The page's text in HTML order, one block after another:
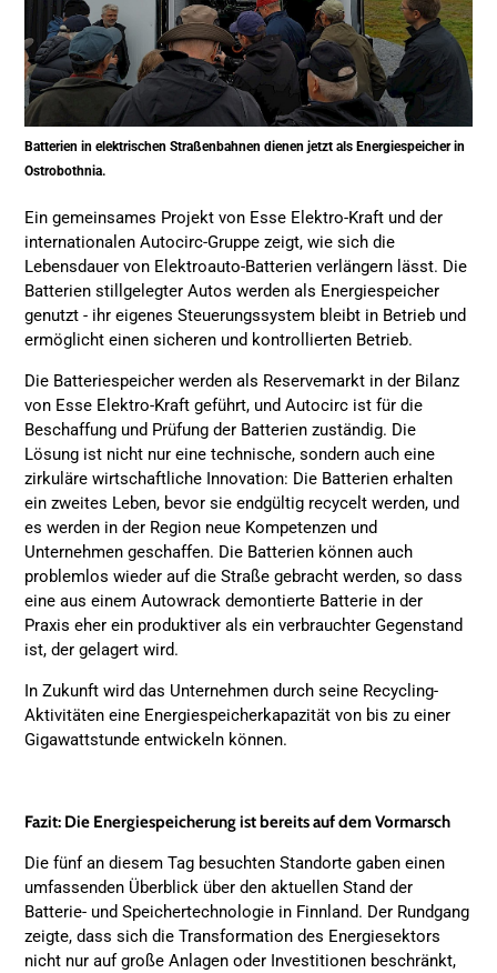
Batterien in elektrischen Straßenbahnen dienen jetzt als Energiespeicher in
Ostrobothnia.
Ein gemeinsames Projekt von Esse Elektro-Kraft und der
internationalen Autocirc-Gruppe zeigt, wie sich die
Lebensdauer von Elektroauto-Batterien verlängern lässt. Die
Batterien stillgelegter Autos werden als Energiespeicher
genutzt - ihr eigenes Steuerungssystem bleibt in Betrieb und
ermöglicht einen sicheren und kontrollierten Betrieb.
Die Batteriespeicher werden als Reservemarkt in der Bilanz
von Esse Elektro-Kraft geführt, und Autocirc ist für die
Beschaffung und Prüfung der Batterien zuständig. Die
Lösung ist nicht nur eine technische, sondern auch eine
zirkuläre wirtschaftliche Innovation: Die Batterien erhalten
ein zweites Leben, bevor sie endgültig recycelt werden, und
es werden in der Region neue Kompetenzen und
Unternehmen geschaffen. Die Batterien können auch
problemlos wieder auf die Straße gebracht werden, so dass
eine aus einem Autowrack demontierte Batterie in der
Praxis eher ein produktiver als ein verbrauchter Gegenstand
ist, der gelagert wird.
In Zukunft wird das Unternehmen durch seine Recycling-
Aktivitäten eine Energiespeicherkapazität von bis zu einer
Gigawattstunde entwickeln können.
Fazit: Die Energiespeicherung ist bereits auf dem Vormarsch
Die fünf an diesem Tag besuchten Standorte gaben einen
umfassenden Überblick über den aktuellen Stand der
Batterie- und Speichertechnologie in Finnland. Der Rundgang
zeigte, dass sich die Transformation des Energiesektors
nicht nur auf große Anlagen oder Investitionen beschränkt,